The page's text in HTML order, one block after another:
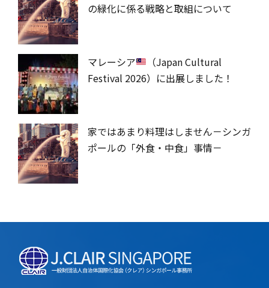
の緑化に係る戦略と取組について
マレーシア
（Japan Cultural
Festival 2026）に出展しました！
家ではあまり料理はしません－シンガ
ポールの「外食・中食」事情－